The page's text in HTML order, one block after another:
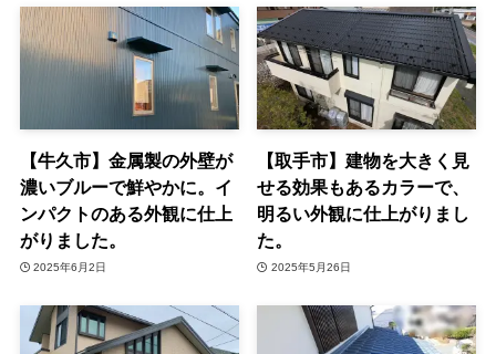
【牛久市】金属製の外壁が
濃いブルーで鮮やかに。イ
ンパクトのある外観に仕上
がりました。
2025年6月2日
【取手市】建物を大きく見
せる効果もあるカラーで、
明るい外観に仕上がりまし
た。
2025年5月26日